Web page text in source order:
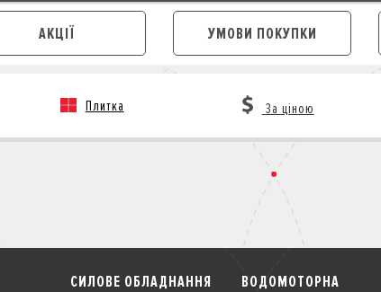
АКЦІЇ УМОВИ ПОКУПКИ
Плитка За ціною
СИЛОВЕ ОБЛАДНАННЯ
ВОДОМОТОРНА